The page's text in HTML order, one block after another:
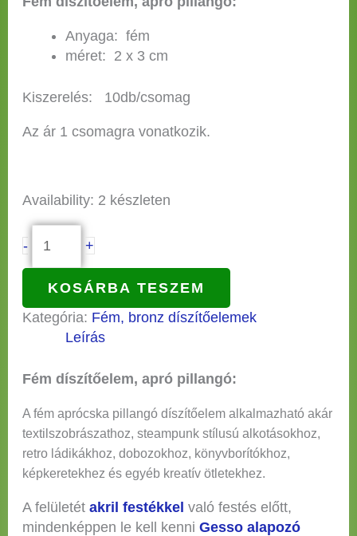
Anyaga: fém
méret: 2 x 3 cm
Kiszerelés: 10db/csomag
Az ár 1 csomagra vonatkozik.
Availability: 2 készleten
- +
KOSÁRBA TESZEM
Kategória: Fém, bronz díszítőelemek
Leírás
Fém díszítőelem, apró pillangó:
A fém aprócska pillangó díszítőelem alkalmazható akár
textilszobrászathoz, steampunk stílusú alkotásokhoz,
retro ládikákhoz, dobozokhoz, könyvborítókhoz,
képkeretekhez és egyéb kreatív ötletekhez.
A felületét akril festékkel való festés előtt,
mindenképpen le kell kenni Gesso alapozó